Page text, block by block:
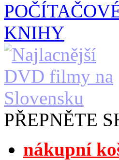
KNIHY
PŘEPNĚTE
nákupní